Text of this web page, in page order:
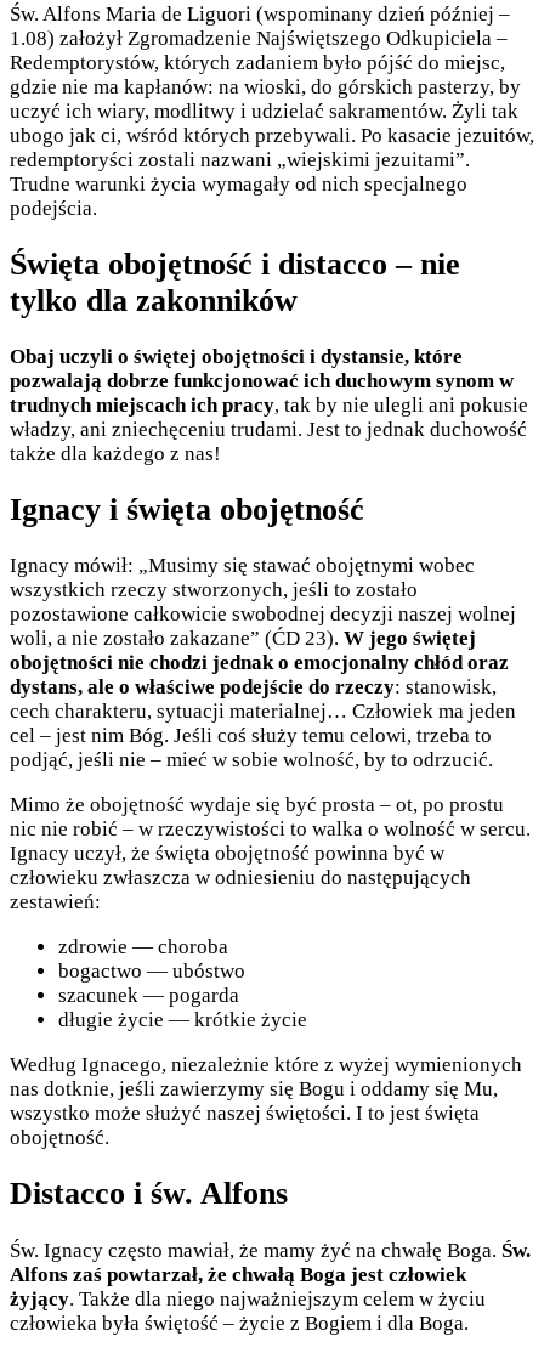
Św. Alfons Maria de Liguori (wspominany dzień później –
1.08) założył Zgromadzenie Najświętszego Odkupiciela –
Redemptorystów, których zadaniem było pójść do miejsc,
gdzie nie ma kapłanów: na wioski, do górskich pasterzy, by
uczyć ich wiary, modlitwy i udzielać sakramentów. Żyli tak
ubogo jak ci, wśród których przebywali. Po kasacie jezuitów,
redemptoryści zostali nazwani „wiejskimi jezuitami”.
Trudne warunki życia wymagały od nich specjalnego
podejścia.
Święta obojętność i distacco – nie
tylko dla zakonników
Obaj uczyli o świętej obojętności i dystansie, które
pozwalają dobrze funkcjonować ich duchowym synom w
trudnych miejscach ich pracy, tak by nie ulegli ani pokusie
władzy, ani zniechęceniu trudami. Jest to jednak duchowość
także dla każdego z nas!
Ignacy i święta obojętność
Ignacy mówił: „Musimy się stawać obojętnymi wobec
wszystkich rzeczy stworzonych, jeśli to zostało
pozostawione całkowicie swobodnej decyzji naszej wolnej
woli, a nie zostało zakazane” (ĆD 23). W jego świętej
obojętności nie chodzi jednak o emocjonalny chłód oraz
dystans, ale o właściwe podejście do rzeczy: stanowisk,
cech charakteru, sytuacji materialnej… Człowiek ma jeden
cel – jest nim Bóg. Jeśli coś służy temu celowi, trzeba to
podjąć, jeśli nie – mieć w sobie wolność, by to odrzucić.
Mimo że obojętność wydaje się być prosta – ot, po prostu
nic nie robić – w rzeczywistości to walka o wolność w sercu.
Ignacy uczył, że święta obojętność powinna być w
człowieku zwłaszcza w odniesieniu do następujących
zestawień:
zdrowie — choroba
bogactwo — ubóstwo
szacunek — pogarda
długie życie — krótkie życie
Według Ignacego, niezależnie które z wyżej wymienionych
nas dotknie, jeśli zawierzymy się Bogu i oddamy się Mu,
wszystko może służyć naszej świętości. I to jest święta
obojętność.
Distacco i św. Alfons
Św. Ignacy często mawiał, że mamy żyć na chwałę Boga. Św.
Alfons zaś powtarzał, że chwałą Boga jest człowiek
żyjący. Także dla niego najważniejszym celem w życiu
człowieka była świętość – życie z Bogiem i dla Boga.